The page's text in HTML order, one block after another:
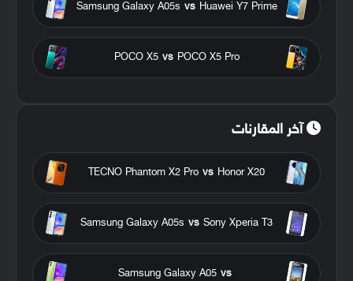
Huawei Y7 Prime
vs
Samsung Galaxy A05s
POCO X5 Pro
vs
POCO X5
آخر المقارنات
Honor X20
vs
TECNO Phantom X2 Pro
Sony Xperia T3
vs
Samsung Galaxy A05s
vs
Samsung Galaxy A05